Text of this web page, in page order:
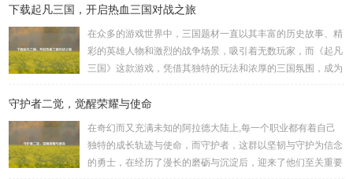
下载起凡三国，开启热血三国对战之旅
在众多的游戏世界中，三国题材一直以其丰富的历史故事、精
彩的英雄人物和激烈的战争场景，吸引着无数玩家，而《起凡
三国》这款游戏，凭借其独特的玩法和浓厚的三国氛围，成为
何进行起凡三国下载,开启一段热血的三国对战之旅。 《起凡
以化身为三国时期的知名将领，如勇猛无双的吕布、足智多谋
的诸葛亮、忠义双全的关羽等，率领自己的军队在战场上冲锋
陷阵、排兵布阵，游戏中的每一场战斗都充满了变...
守护者二觉，觉醒荣耀与使命
在奇幻而又充满未知的阿拉德大陆上,每一个职业都有着自己
独特的成长轨迹与使命，而守护者，这群以坚韧与守护为信念
的勇士，在经历了漫长的磨砺与沉淀后，迎来了他们至关重要